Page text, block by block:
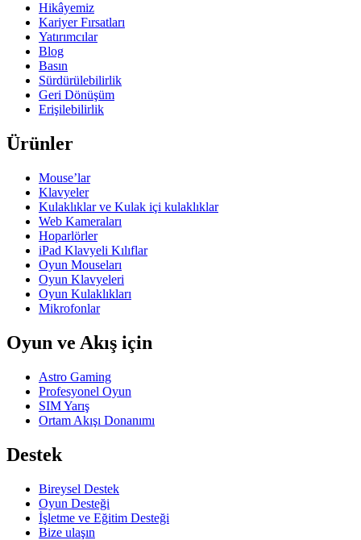
Hikâyemiz
Kariyer Fırsatları
Yatırımcılar
Blog
Basın
Sürdürülebilirlik
Geri Dönüşüm
Erişilebilirlik
Ürünler
Mouse’lar
Klavyeler
Kulaklıklar ve Kulak içi kulaklıklar
Web Kameraları
Hoparlörler
iPad Klavyeli Kılıflar
Oyun Mouseları
Oyun Klavyeleri
Oyun Kulaklıkları
Mikrofonlar
Oyun ve Akış için
Astro Gaming
Profesyonel Oyun
SIM Yarış
Ortam Akışı Donanımı
Destek
Bireysel Destek
Oyun Desteği
İşletme ve Eğitim Desteği
Bize ulaşın